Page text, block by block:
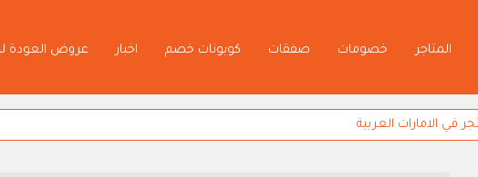
المتاجر خصومات صفقات كوبونات خصم اخبار عروض العودة